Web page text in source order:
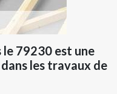
le 79230 est une
les travaux de